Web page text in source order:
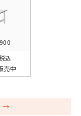
込
売中